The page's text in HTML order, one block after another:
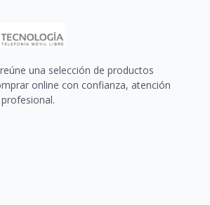
una selección de productos
online con confianza, atención